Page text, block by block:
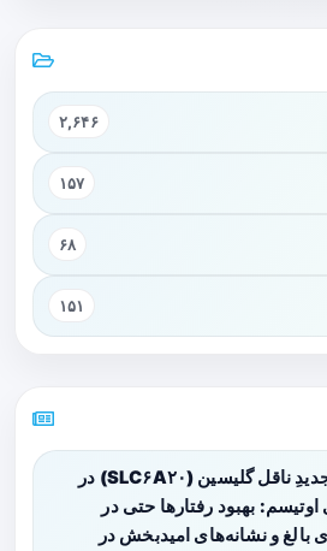
۲,۶۴۶
۱۵۷
۶۸
۱۵۱
مهارگر جدیدِ ناقل گلیسین (SLC۶A۲۰) در
بهبود رفتارها حتی در
و نشانه‌های امیدبخش در